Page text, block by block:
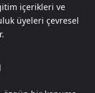
içerikleri ve
üyeleri çevresel